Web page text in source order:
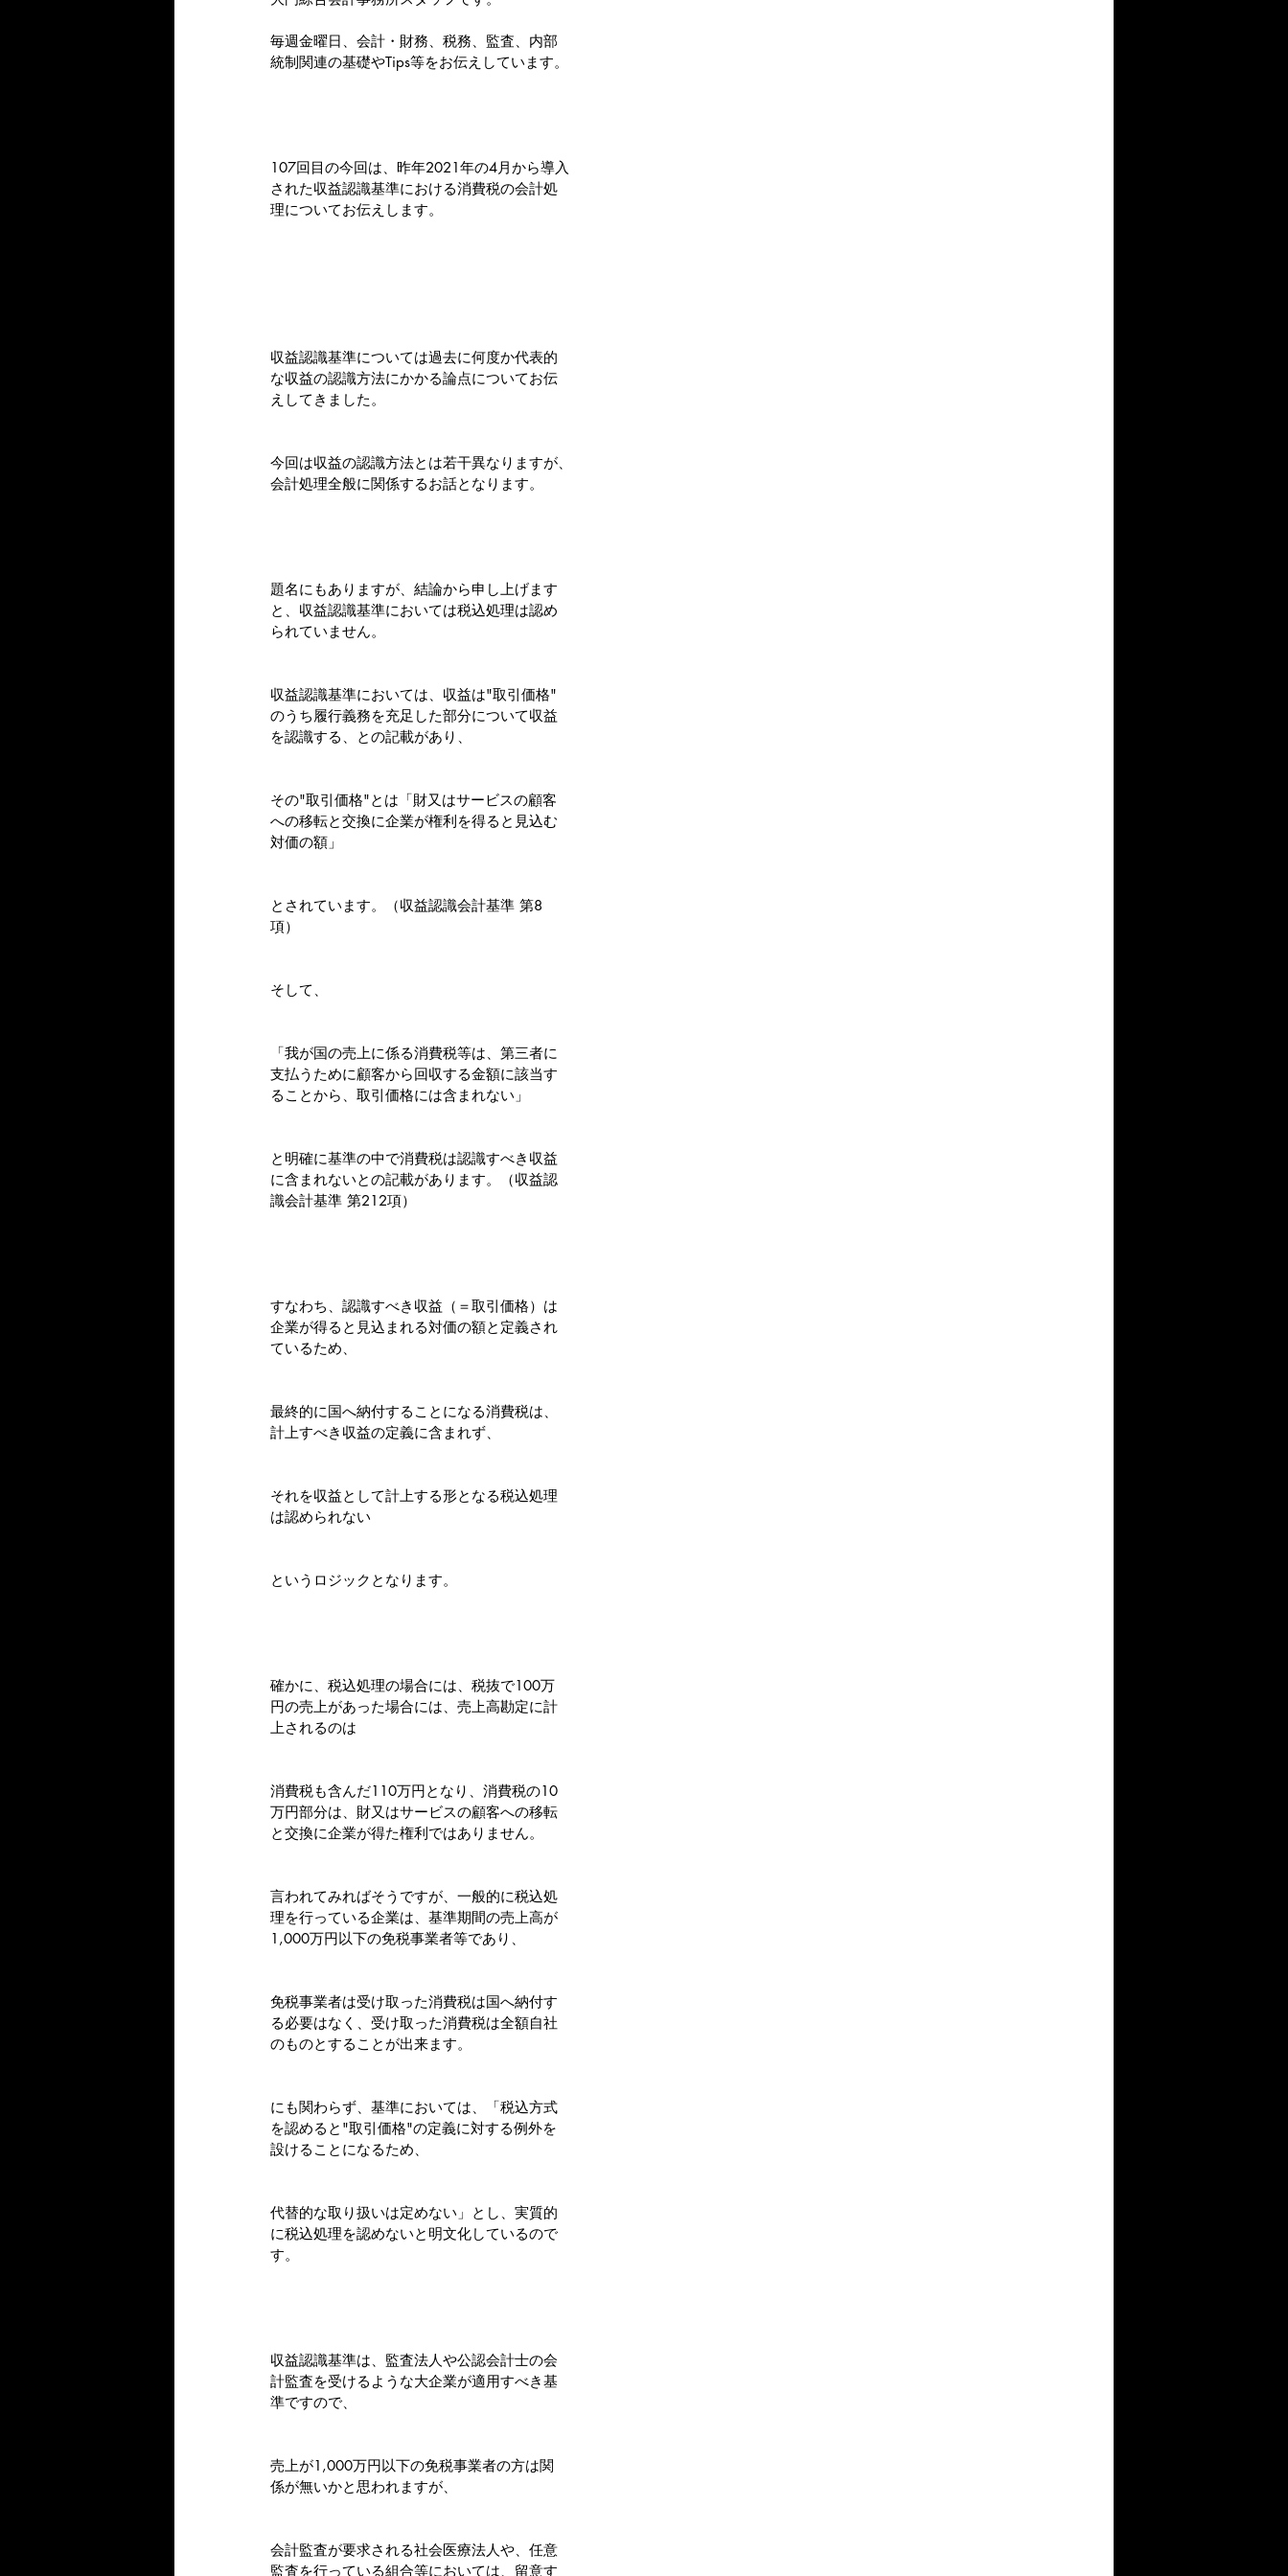
毎週金曜日、会計・財務、税務、監査、内部
統制関連の基礎やTips等をお伝えしています。
107回目の今回は、昨年2021年の4月から導入
された収益認識基準における消費税の会計処
理についてお伝えします。
収益認識基準については過去に何度か代表的
な収益の認識方法にかかる論点についてお伝
えしてきました。
今回は収益の認識方法とは若干異なりますが、
会計処理全般に関係するお話となります。
題名にもありますが、結論から申し上げます
と、収益認識基準においては税込処理は認め
られていません。
収益認識基準においては、収益は"取引価格"
のうち履行義務を充足した部分について収益
を認識する、との記載があり、
その"取引価格"とは「財又はサービスの顧客
への移転と交換に企業が権利を得ると見込む
対価の額」
とされています。（収益認識会計基準 第8
項）
そして、
「我が国の売上に係る消費税等は、第三者に
支払うために顧客から回収する金額に該当す
ることから、取引価格には含まれない」
と明確に基準の中で消費税は認識すべき収益
に含まれないとの記載があります。（収益認
識会計基準 第212項）
すなわち、認識すべき収益（＝取引価格）は
企業が得ると見込まれる対価の額と定義され
ているため、
最終的に国へ納付することになる消費税は、
計上すべき収益の定義に含まれず、
それを収益として計上する形となる税込処理
は認められない
というロジックとなります。
確かに、税込処理の場合には、税抜で100万
円の売上があった場合には、売上高勘定に計
上されるのは
消費税も含んだ110万円となり、消費税の10
万円部分は、財又はサービスの顧客への移転
と交換に企業が得た権利ではありません。
言われてみればそうですが、一般的に税込処
理を行っている企業は、基準期間の売上高が
1,000万円以下の免税事業者等であり、
免税事業者は受け取った消費税は国へ納付す
る必要はなく、受け取った消費税は全額自社
のものとすることが出来ます。
にも関わらず、基準においては、「税込方式
を認めると"取引価格"の定義に対する例外を
設けることになるため、
代替的な取り扱いは定めない」とし、実質的
に税込処理を認めないと明文化しているので
す。
収益認識基準は、監査法人や公認会計士の会
計監査を受けるような大企業が適用すべき基
準ですので、
売上が1,000万円以下の免税事業者の方は関
係が無いかと思われますが、
会計監査が要求される社会医療法人や、任意
監査を行っている組合等においては、留意す